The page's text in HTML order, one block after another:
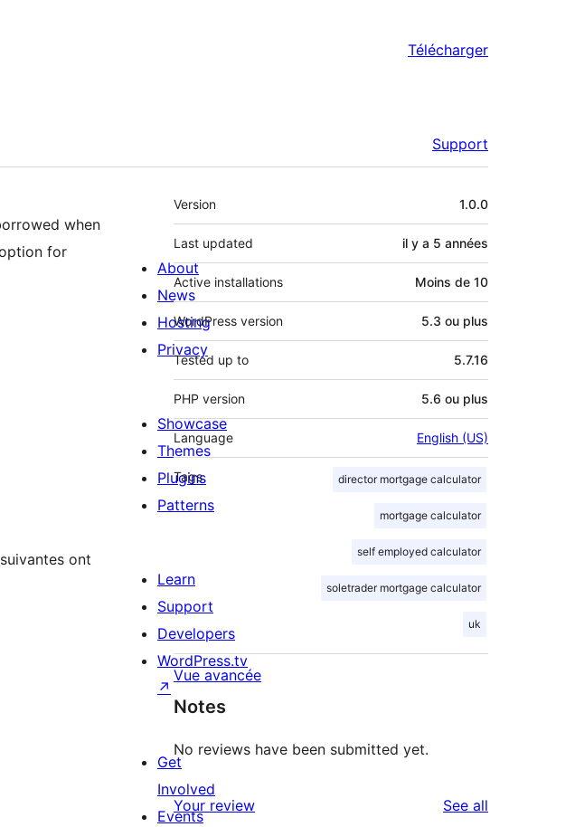
Télécharger
Support
when
for
ont
Méta
Version 1.0.0
Last updated il y a 5 années
Active installations Moins de 10
WordPress version 5.3 ou plus
Tested up to 5.7.16
PHP version 5.6 ou plus
Language English (US)
Tags director mortgage calculator
mortgage calculator
self employed calculator
soletrader mortgage calculator
uk
Vue avancée
Notes
No reviews have been submitted yet.
Your review See all
About
News
Hosting
Privacy
Showcase
Themes
Plugins
Patterns
Learn
Support
Developers
WordPress.tv
↗
Get
Involved
Events